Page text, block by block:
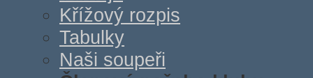
Křížový rozpis
Tabulky
Naši soupeři